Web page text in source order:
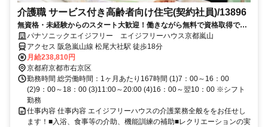
介護職 サービス付き高齢者向け住宅(契約社員)/13896
無資格・未経験からのスタート大歓迎！働きながら無料で資格取得でき
ます！正社員への登用制度もあります。充実した研修制度であなたのキ
ャリアアップを応援します！
パナソニックエイジフリー エイジフリーハウス京都嵐山
アクセス 阪急嵐山線 松尾大社駅 徒歩18分
月給238,810円
京都府京都市右京区
勤務時間 総労働時間：1ヶ月あたり167時間 (1)7：00～16：00
(2)9：00～18：00 (3)11:00～20:00 (4)16：00～翌10：00 ※シフト
勤務
仕事内容 仕事内容 エイジフリーハウスの介護業務全般ををお任せし
ます！■入浴、食事等の介助、機能訓練の補助■レクリエーションの実